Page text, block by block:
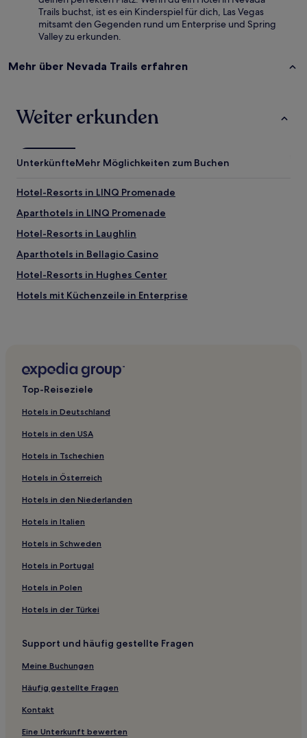
Trails buchst, ist es ein Kinderspiel für dich, Las Vegas
mitsamt den Gegenden rund um Enterprise und Spring
Valley zu erkunden.
Mehr über Nevada Trails erfahren
Weiter erkunden
UnterkünfteMehr Möglichkeiten zum Buchen
Hotel-Resorts in LINQ Promenade
Aparthotels in LINQ Promenade
Hotel-Resorts in Laughlin
Aparthotels in Bellagio Casino
Hotel-Resorts in Hughes Center
Hotels mit Küchenzeile in Enterprise
Business nahe Fremont Street
Familien nahe Fremont Street
Familien in Las Vegas
Familien in Henderson
Hotels mit Pool in Mesquite
Hotels mit Parkplatz in Mesquite
Familien in Mesquite
Hotels mit Pool in North Las Vegas
Hotels mit Küchenzeile in North Las Vegas
Familien in North Las Vegas
Business in North Las Vegas
Hotels mit Fitnessbereich in North Las Vegas
Familien in Spring Valley
Hotels mit Pool in Paradise
Familien in Paradise
Haustierfreundliche in Paradise
Hotels mit Wellnessbereich in Paradise
Top-Reiseziele
Hotels in Deutschland
Hotels in den USA
Hotels in Tschechien
Hotels in Österreich
Hotels in den Niederlanden
Hotels in Italien
Hotels in Schweden
Hotels in Portugal
Hotels in Polen
Hotels in der Türkei
Support und häufig gestellte Fragen
Meine Buchungen
Häufig gestellte Fragen
Kontakt
Eine Unterkunft bewerten